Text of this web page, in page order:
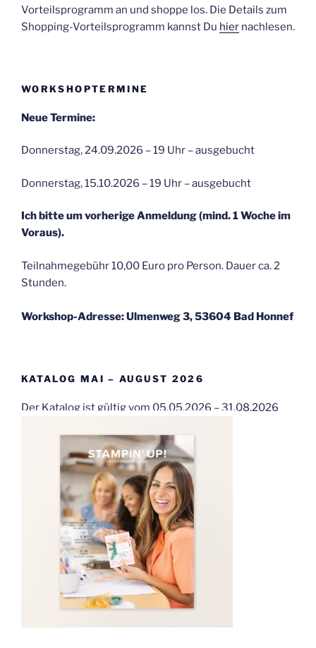
Vorteilsprogramm an und shoppe los. Die Details zum
Shopping-Vorteilsprogramm kannst Du hier nachlesen.
WORKSHOPTERMINE
Neue Termine:
Donnerstag, 24.09.2026 – 19 Uhr – ausgebucht
Donnerstag, 15.10.2026 – 19 Uhr – ausgebucht
Ich bitte um vorherige Anmeldung (mind. 1 Woche im
Voraus).
Teilnahmegebühr 10,00 Euro pro Person. Dauer ca. 2
Stunden.
Workshop-Adresse: Ulmenweg 3, 53604 Bad Honnef
KATALOG MAI – AUGUST 2026
Der Katalog ist gültig vom 05.05.2026 – 31.08.2026